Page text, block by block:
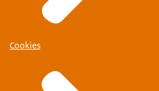
Cookies